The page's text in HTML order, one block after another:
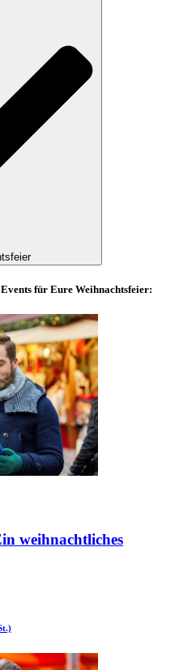
für Eure Weihnachtsfeier:
weihnachtliches